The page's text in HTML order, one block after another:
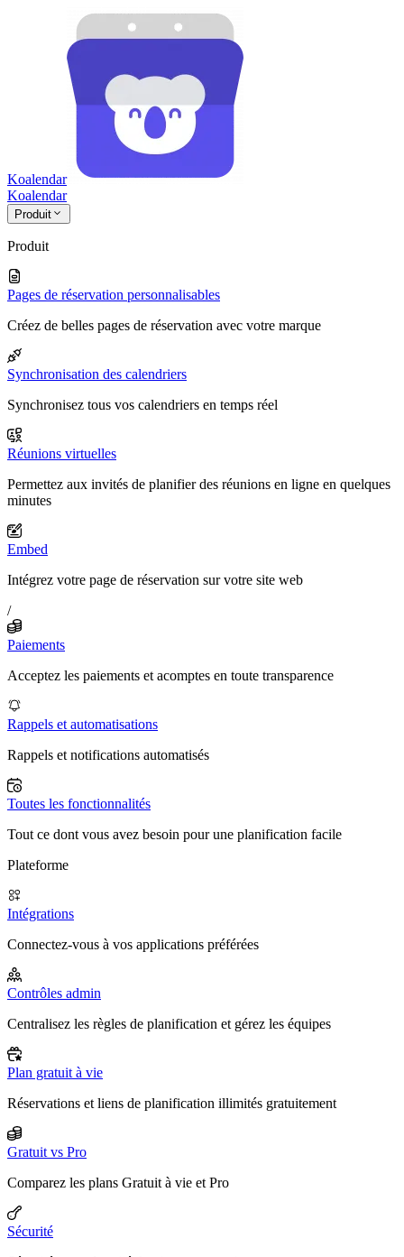
Koalendar
Koalendar
Produit
Produit
Pages de réservation personnalisables
Créez de belles pages de réservation avec votre marque
Synchronisation des calendriers
Synchronisez tous vos calendriers en temps réel
Réunions virtuelles
Permettez aux invités de planifier des réunions en ligne en quelques
minutes
Embed
Intégrez votre page de réservation sur votre site web
/
Paiements
Acceptez les paiements et acomptes en toute transparence
Rappels et automatisations
Rappels et notifications automatisés
Toutes les fonctionnalités
Tout ce dont vous avez besoin pour une planification facile
Plateforme
Intégrations
Connectez-vous à vos applications préférées
Contrôles admin
Centralisez les règles de planification et gérez les équipes
Plan gratuit à vie
Réservations et liens de planification illimités gratuitement
Gratuit vs Pro
Comparez les plans Gratuit à vie et Pro
Sécurité